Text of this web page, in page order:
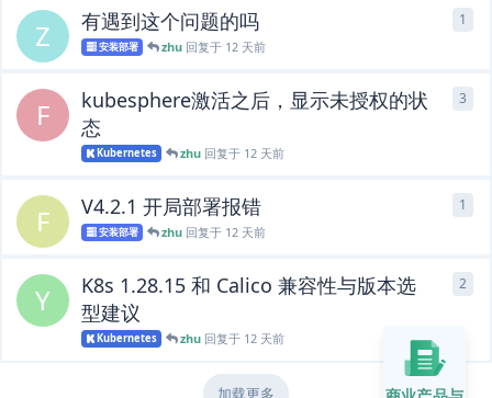
Z 有遇到这个问题的吗
安装部署 zhu 回复于 12 天前
1
F
kubesphere激活之后，显示未授权的状
态
Kubernetes zhu 回复于 12 天前
3
F V4.2.1 开局部署报错
安装部署 zhu 回复于 12 天前
1
Y
K8s 1.28.15 和 Calico 兼容性与版本选
型建议
Kubernetes zhu 回复于 12 天前
2
加载更多